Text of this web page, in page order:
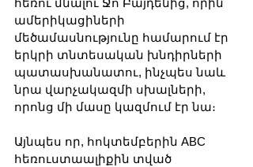
հեռու մնալու Ջո Բայդենից, որին
ամերիկացիների
մեծամասնությունը համարում էր
երկրի տնտեսական խնդիրների
պատասխանատու, ինչպես նաև
նրա վարչակազմի սխալների,
որոնց մի մասը կազմում էր նա։
Այնպես որ, հոկտեմբերին ABC
հեռուստաալիքին տված